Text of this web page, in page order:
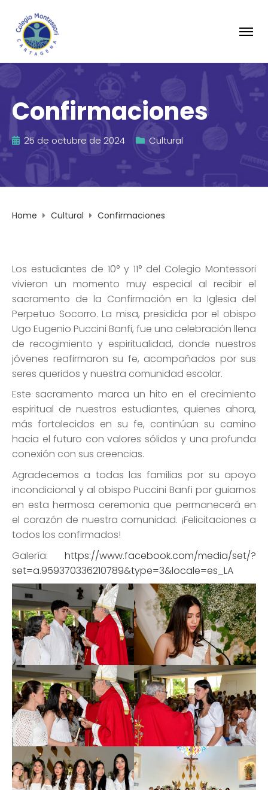
Confirmaciones
25 de octubre de 2024 Cultural
Home Cultural Confirmaciones
Los estudiantes de 10° y 11° del Colegio Montessori
vivieron un momento muy especial al recibir el
sacramento de la Confirmación en la Iglesia del
Perpetuo Socorro. La misa, presidida por el obispo
Ugo Eugenio Puccini Banfi, fue una celebración llena
de recogimiento y espiritualidad, donde nuestros
jóvenes reafirmaron su fe, acompañados por sus
seres queridos y nuestra comunidad escolar.
Este sacramento marca un hito en el crecimiento
espiritual de nuestros estudiantes, quienes ahora,
más fortalecidos en su fe, continúan su camino
hacia el futuro con valores sólidos y una profunda
conexión con sus creencias.
Agradecemos a todas las familias por su apoyo
incondicional y al obispo Puccini Banfi por guiarnos
en esta hermosa ceremonia que permanecerá en
el corazón de nuestra comunidad. ¡Felicitaciones a
todos los confirmados!
Galería: https://www.facebook.com/media/set/?
set=a.959370336210789&type=3&locale=es_LA